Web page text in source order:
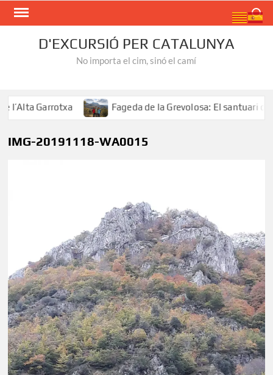
Skip
D'EXCURSIÓ PER CATALUNYA
No importa el cim, sinó el camí
Garrotxa Fageda de la Grevolosa: El santuari dels
IMG-20191118-WA0015